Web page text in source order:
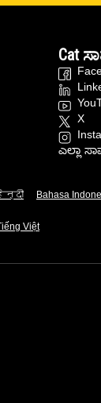
Cat
X
ಎಲ್ಲಾ
Bahasa
Việt